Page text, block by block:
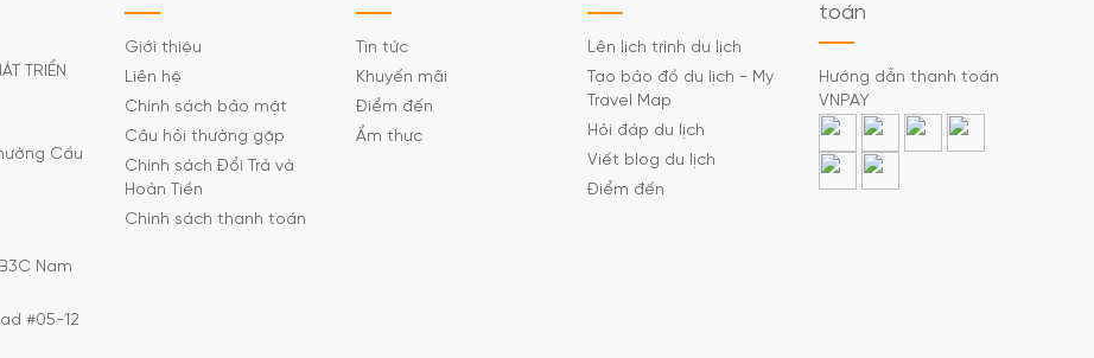
TRIỂN
Cầu
Nam
#05-12
Giới thiệu
Liên hệ
Chính sách bảo mật
Câu hỏi thường gặp
Chính sách Đổi Trả và
Hoàn Tiền
Chính sách thanh toán
Tin tức
Khuyến mãi
Điểm đến
Ẩm thực
Lên lịch trình du lịch
Tạo bảo đồ du lịch - My
Travel Map
Hỏi đáp du lịch
Viết blog du lịch
Điểm đến
toán
Hướng dẫn thanh toán
VNPAY